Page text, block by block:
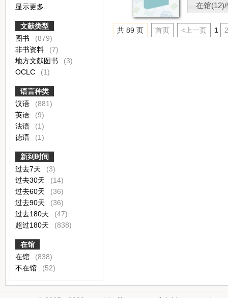
显示更多..
文献类型
图书
(879)
非书资料
(7)
地方文献图书
(3)
OCLC
(1)
语言种类
汉语
(881)
英语
(9)
法语
(1)
德语
(1)
新到时间
过去7天
(3)
过去30天
(14)
过去60天
(36)
过去90天
(36)
过去180天
(47)
超过180天
(838)
在馆
在馆
(838)
不在馆
(52)
在馆
共 89 页 首页 <上一页 1